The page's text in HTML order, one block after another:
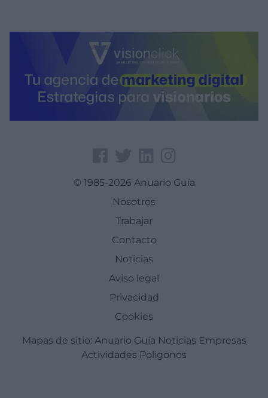
© 1985-2026 Anuario Guía
Nosotros
Trabajar
Contacto
Noticias
Aviso legal
Privacidad
Cookies
Mapas de sitio: Anuario Guía Noticias Empresas
Actividades Poligonos